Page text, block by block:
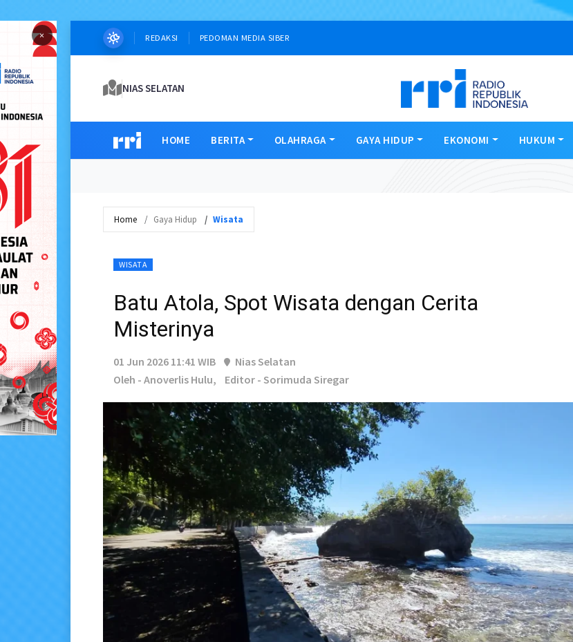
× REDAKSI PEDOMAN MEDIA SIBER
NIAS SELATAN
HOME BERITA OLAHRAGA GAYA HIDUP EKONOMI HUKUM
Home Gaya Hidup Wisata
WISATA
Batu Atola, Spot Wisata dengan Cerita
Misterinya
01 Jun 2026 11:41 WIB
Nias Selatan
Oleh - Anoverlis Hulu,
Editor - Sorimuda Siregar